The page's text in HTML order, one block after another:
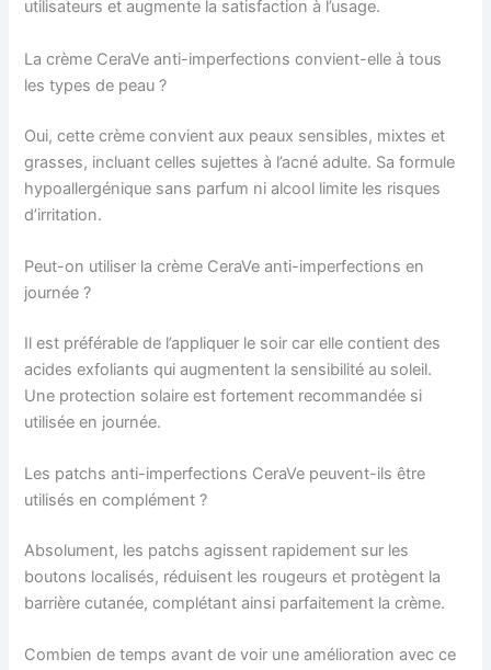
utilisateurs et augmente la satisfaction à l’usage.
La crème CeraVe anti-imperfections convient-elle à tous
les types de peau ?
Oui, cette crème convient aux peaux sensibles, mixtes et
grasses, incluant celles sujettes à l’acné adulte. Sa formule
hypoallergénique sans parfum ni alcool limite les risques
d’irritation.
Peut-on utiliser la crème CeraVe anti-imperfections en
journée ?
Il est préférable de l’appliquer le soir car elle contient des
acides exfoliants qui augmentent la sensibilité au soleil.
Une protection solaire est fortement recommandée si
utilisée en journée.
Les patchs anti-imperfections CeraVe peuvent-ils être
utilisés en complément ?
Absolument, les patchs agissent rapidement sur les
boutons localisés, réduisent les rougeurs et protègent la
barrière cutanée, complétant ainsi parfaitement la crème.
Combien de temps avant de voir une amélioration avec ce